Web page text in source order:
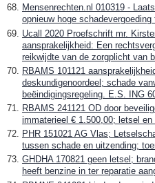
Mensenrechten.nl 010319 -
opnieuw hoge
Ucall 2020 Proefschrift mr.
aansprakelijkheid: Een
reikwijdte van de zorgplicht van
RBAMS 101121
deskundigenoordeel; schade
beëindigingsregeling. E.S. ING
RBAMS 241121 OD door
immaterieel € 1.500,00; letsel en
PHR 151021 AG Vlas;
tussen schade en uitzending;
GHDHA 170821 geen letsel;
heeft benzine in ter reparatie